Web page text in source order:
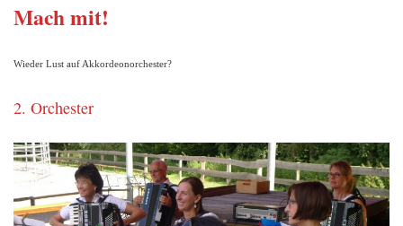
Mach mit!
Wieder Lust auf Akkordeonorchester?
2. Orchester